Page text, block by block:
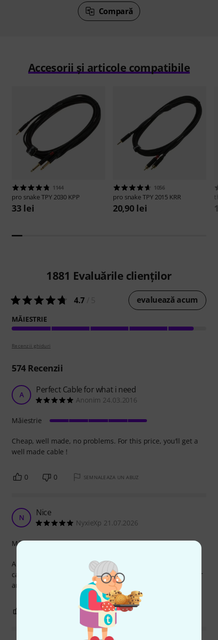
Compară
Accesorii și articole compatibile
1144
pro snakeTPY 2030 KPP
33 lei
1056
pro snakeTPY 2015 KRR
20,90 lei
1881 Evaluările clienților
4.7 evaluează acum
MĂIESTRIE
Recenzii ghiduri
574Recenzii
A Perfect Cable for what i need
Anonim 24.03.2016
Cheap, well made, no problems. For this price, you'll get a
well made cable !
Măiestrie
0 0 SEMNALEAZA UN ABUZ
N Nice
NyxieXp 21.07.2026
Apreciez foarte mult calitatea cablului, deși un este un
cablu la un preț extraordinar de mic, își face treaba și chiar
arată și se simte super!
Măiestrie
SEMNALEAZA UN ABUZ